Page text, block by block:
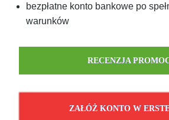
bezpłatne konto bankowe po
warunków
RECENZJA
ZAŁÓŻ KONTO W